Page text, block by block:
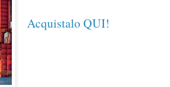
Acquistalo QUI!